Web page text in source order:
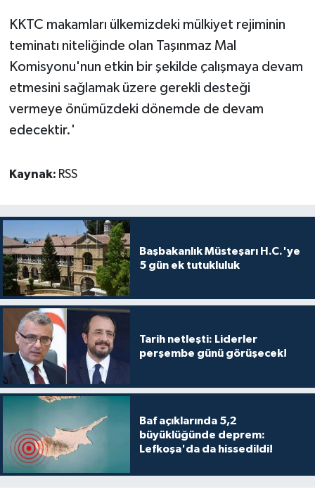
KKTC makamları ülkemizdeki mülkiyet rejiminin
teminatı niteliğinde olan Taşınmaz Mal
Komisyonu'nun etkin bir şekilde çalışmaya devam
etmesini sağlamak üzere gerekli desteği
vermeye önümüzdeki dönemde de devam
edecektir.'
Kaynak: RSS
Başbakanlık Müsteşarı H.C.'ye
5 gün ek tutukluluk
Tarih netleşti: Liderler
perşembe günü görüşecek!
Baf açıklarında 5,2
büyüklüğünde deprem:
Lefkoşa'da da hissedildi!